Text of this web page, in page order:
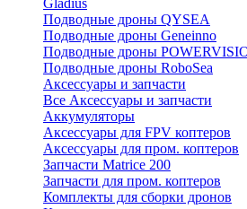
Gladius
Подводные дроны QYSEA
Подводные дроны Geneinno
Подводные дроны
Подводные дроны RoboSea
Аксессуары и запчасти
Все Аксессуары и запчасти
Аккумуляторы
Аксессуары для FPV коптеров
Аксессуары для пром. коптеров
Запчасти Matrice 200
Запчасти для пром. коптеров
Комплекты для сборки дронов